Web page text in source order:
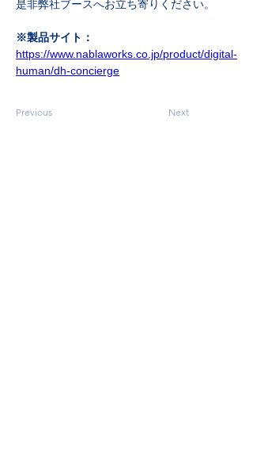
是非弊社ブースへお立ち寄りください。
※製品サイト：
https://www.nablaworks.co.jp/product/digital-
human/dh-concierge
Previous Next